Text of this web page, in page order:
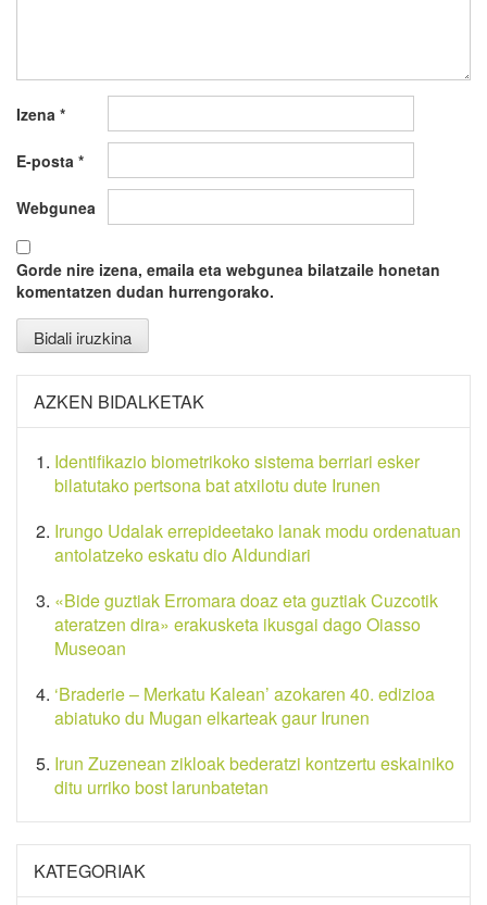
Izena *
E-posta *
Webgunea
Gorde nire izena, emaila eta webgunea bilatzaile honetan
komentatzen dudan hurrengorako.
AZKEN BIDALKETAK
Identifikazio biometrikoko sistema berriari esker
bilatutako pertsona bat atxilotu dute Irunen
Irungo Udalak errepideetako lanak modu ordenatuan
antolatzeko eskatu dio Aldundiari
«Bide guztiak Erromara doaz eta guztiak Cuzcotik
ateratzen dira» erakusketa ikusgai dago Oiasso
Museoan
‘Braderie – Merkatu Kalean’ azokaren 40. edizioa
abiatuko du Mugan elkarteak gaur Irunen
Irun Zuzenean zikloak bederatzi kontzertu eskainiko
ditu urriko bost larunbatetan
KATEGORIAK